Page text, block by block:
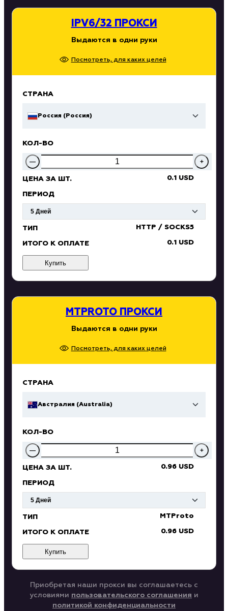
IPV6/32 ПРОКСИ
Выдаются в одни руки
Посмотреть, для каких целей
СТРАНА
Россия (Россия)
КОЛ-ВО
— +
ЦЕНА ЗА ШТ. 0.1 USD
ПЕРИОД
ТИП HTTP / SOCKS5
ИТОГО К ОПЛАТЕ 0.1 USD
Купить
MTPROTO ПРОКСИ
Выдаются в одни руки
Посмотреть, для каких целей
СТРАНА
Австралия (Australia)
КОЛ-ВО
— +
ЦЕНА ЗА ШТ. 0.96 USD
ПЕРИОД
ТИП MTProto
ИТОГО К ОПЛАТЕ 0.96 USD
Купить
Приобретая наши прокси вы соглашаетесь с
условиями пользовательского соглашения и
политикой конфиденциальности